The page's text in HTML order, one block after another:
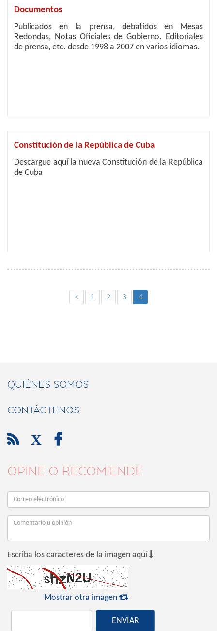
Documentos
Publicados en la prensa, debatidos en Mesas
Redondas, Notas Oficiales de Gobierno. Editoriales
de prensa, etc. desde 1998 a 2007 en varios idiomas.
Constitución de la República de Cuba
Descargue aquí la nueva Constitución de la República
de Cuba
< 1 2 3 4
QUIÉNES SOMOS
CONTÁCTENOS
 X 
OPINE O RECOMIENDE
Escriba los caracteres de la imagen aquí 
Mostrar otra imagen 
ENVIAR